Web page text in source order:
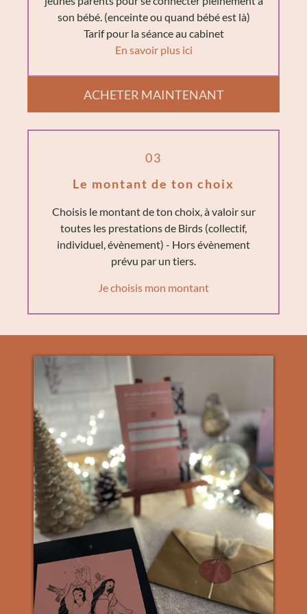
son bébé. (enceinte ou quand bébé est là)
Tarif pour la séance au cabinet
En savoir plus ici
ACHETER MAINTENANT
03
Le montant de ton choix
Choisis le montant de ton choix, à valoir sur
toutes les prestations de Birds (collectif,
individuel, évènement) - Hors évènement
prévu par un tiers.
Je choisis mon montant